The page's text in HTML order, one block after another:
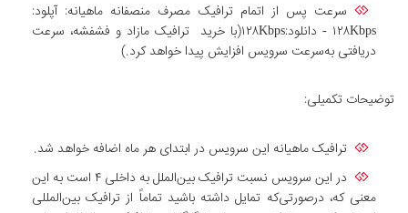
سرعت پس از اتمام ترافیک مصرف منصفانه ماهیانه: آپلود:
۱۲۸Kbps - دانلود:۱۲۸Kbps(با خرید ترافیک مازاد و فشفشه، سرعت
دریافتی به‌سرعت سرویس افزایش پیدا خواهد کرد.)
توضیحات تکمیلی:
ترافیک ماهیانه این سرویس در ابتدای هر ماه اضافه خواهد شد.
در این سرویس نسبت ترافیک بین‌الملل به داخلی ۴ است به این
معنی که، درصورتی‌که تمایل داشته باشید تماماً از ترافیک بین‌المللی